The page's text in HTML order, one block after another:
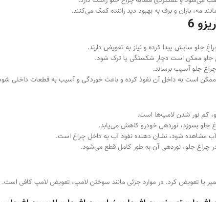
مه، باران و برف به بهبود دید راننده کمک می‌کنند.
6
جلو سایش پیدا کرده و نیاز به تعویض دارند.
جلو ممکن است دچار شکستگی یا ترک شود.
جلو آسیب برساند.
است به داخل آن نفوذ کرده و باعث خوردگی و آسیب به قطعات داخلی
کم نور شدن لامپ‌ها است.
جلو بسوزد، نوردهی خودرو کاهش می‌یابد.
آب مشاهده شود، نشان دهنده نفوذ آب به داخل چراغ است.
چراغ جلو، نوردهی آن به طور کامل قطع می‌شود.
یا تعویض کرد. در موارد جزئی مانند سوختن لامپ، تعویض لامپ کافی